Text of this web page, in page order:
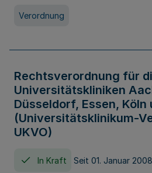
Verordnung
Rechtsverordnung für
Universitätskliniken
Düsseldorf, Essen, Köln
(Universitätsklinikum-
UKVO)
In Kraft Seit 01. Januar 2008